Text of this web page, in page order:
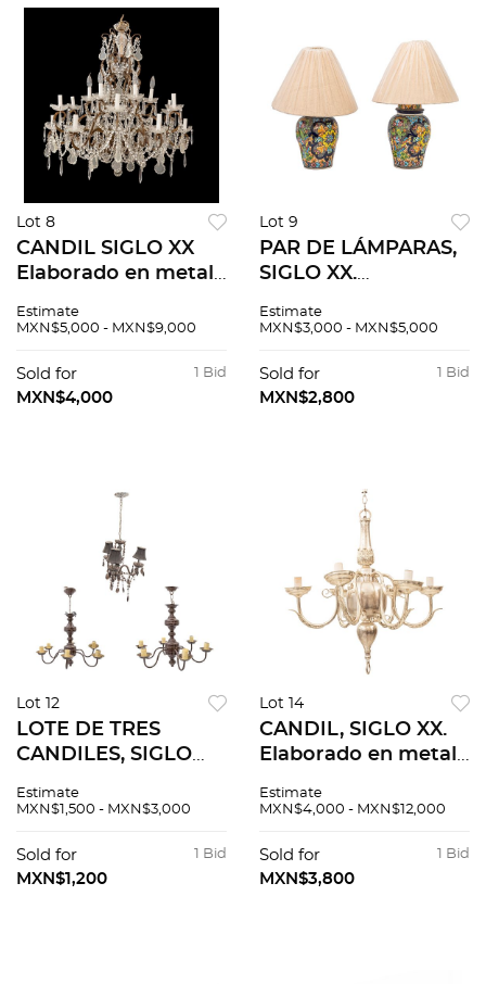
Lot 8
CANDIL SIGLO XX
Elaborado en metal
vidrio cortado
cuentas de vidrio
cortado. Para doce
Estimate
MXN$5,000 - MXN$9,000
1 Bid
Sold for
MXN$4,000
Lot 9
PAR DE LÁMPARAS,
SIGLO XX.
talavera. Cuentan
de tela y diseños
florales. 49 x 44 cm.
Estimate
MXN$3,000 - MXN$5,000
1 Bid
Sold for
MXN$2,800
Lot 12
LOTE DE TRES
CANDILES, SIGLO
metal con cristal
metal. Cuentan con
brazos torneados y
Estimate
MXN$1,500 - MXN$3,000
1 Bid
Sold for
MXN$1,200
Lot 14
CANDIL, SIGLO XX.
Elaborado en metal
con 6 brazos
arandelas. Decorado
con elementos
Estimate
MXN$4,000 - MXN$12,000
1 Bid
Sold for
MXN$3,800